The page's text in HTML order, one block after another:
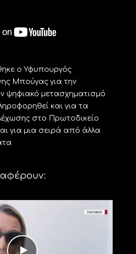
ο Υφυπουργός
Μπούγας για την
ψηφιακό μετασχηματισμό
και για τα
στο Πρωτοδικείο
για μια σειρά από άλλα